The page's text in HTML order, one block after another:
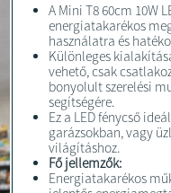
A Mini T8 60cm 10W
energiatakarékos
használatra és
Különleges
vehető, csak
bonyolult szerelési
segítségére.
Ez a LED fénycső
garázsokban, vagy
világításhoz.
Fő jellemzők:
Energiatakarékos